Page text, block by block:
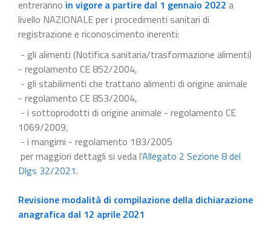
entreranno in vigore a partire dal 1 gennaio 2022 a
livello NAZIONALE per i procedimenti sanitari di
registrazione e riconoscimento inerenti:
- gli alimenti (Notifica sanitaria/trasformazione alimenti)
- regolamento CE 852/2004,
- gli stabilimenti che trattano alimenti di origine animale
- regolamento CE 853/2004,
- i sottoprodotti di origine animale - regolamento CE
1069/2009,
- i mangimi - regolamento 183/2005
per maggiori dettagli si veda l'Allegato 2 Sezione 8 del
Dlgs 32/2021.
Revisione modalità di compilazione della dichiarazione
anagrafica dal 12 aprile 2021